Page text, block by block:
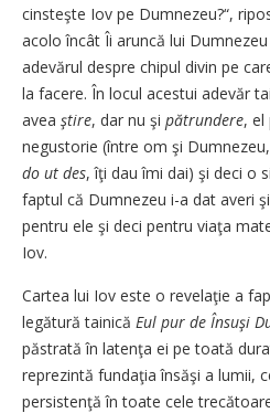
cinsteşte Iov pe Dumnezeu?“,
acolo încât Îi aruncă lui
adevărul despre chipul divin pe
la facere. În locul acestui adevăr
avea ştire, dar nu şi pătrundere, el
negustorie (între om şi
do ut des, îţi dau îmi dai) şi deci o
faptul că Dumnezeu i-a dat averi
pentru ele şi deci pentru viaţa
Iov.
Cartea lui Iov este o revelaţie a
legătură tainică Eul pur de Însuşi
păstrată în latenţa ei pe toată
reprezintă fundaţia însăşi a lumii,
persistenţă în toate cele